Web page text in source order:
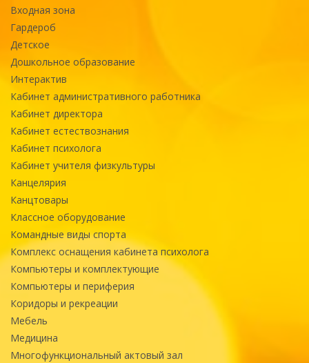
Входная зона
Гардероб
Детское
Дошкольное образование
Интерактив
Кабинет административного работника
Кабинет директора
Кабинет естествознания
Кабинет психолога
Кабинет учителя физкультуры
Канцелярия
Канцтовары
Классное оборудование
Командные виды спорта
Комплекс оснащения кабинета психолога
Компьютеры и комплектующие
Компьютеры и периферия
Коридоры и рекреации
Мебель
Медицина
Многофункциональный актовый зал